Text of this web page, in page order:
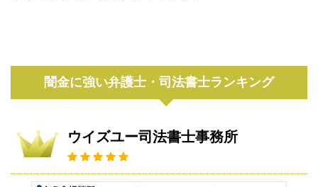
闇金に強い弁護士・司法書士ランキング
ウイズユー司法書士事務所